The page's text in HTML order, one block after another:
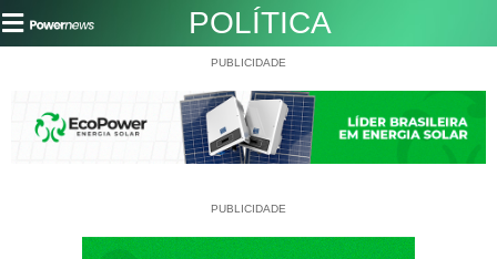
POLÍTICA
PUBLICIDADE
PUBLICIDADE